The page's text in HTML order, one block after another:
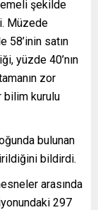
şekilde
Müzede
58’inin satın
yüzde 40’nın
zor
bilim kurulu
bulunan
bildirdi.
arasında
297